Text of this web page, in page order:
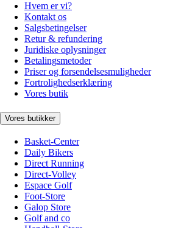
Hvem er vi?
Kontakt os
Salgsbetingelser
Retur & refundering
Juridiske oplysninger
Betalingsmetoder
Priser og forsendelsesmuligheder
Fortrolighedserklæring
Vores butik
Vores butikker
Basket-Center
Daily Bikers
Direct Running
Direct-Volley
Espace Golf
Foot-Store
Galop Store
Golf and co